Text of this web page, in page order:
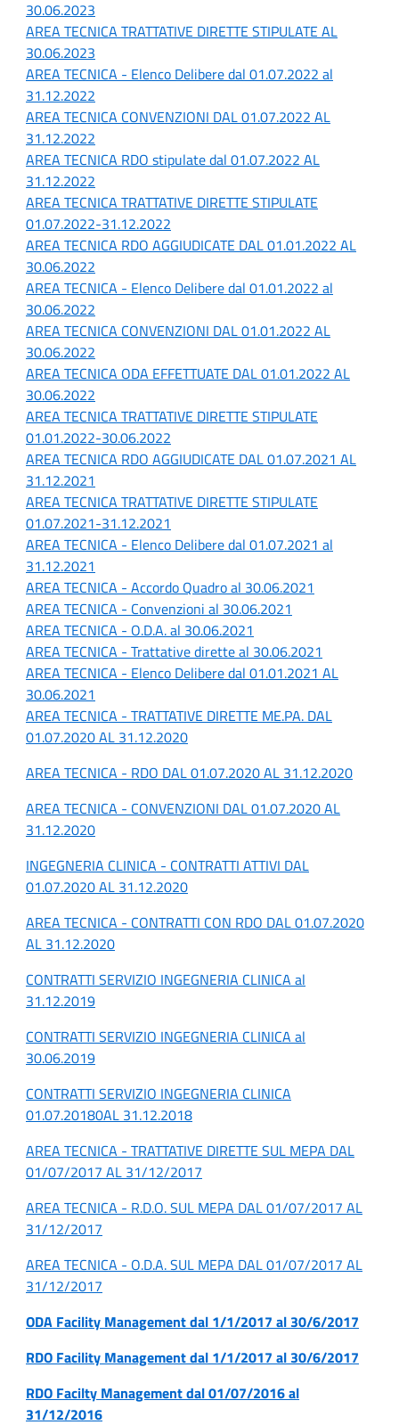
30.06.2023
AREA TECNICA TRATTATIVE DIRETTE STIPULATE AL
30.06.2023
AREA TECNICA - Elenco Delibere dal 01.07.2022 al
31.12.2022
AREA TECNICA CONVENZIONI DAL 01.07.2022 AL
31.12.2022
AREA TECNICA RDO stipulate dal 01.07.2022 AL
31.12.2022
AREA TECNICA TRATTATIVE DIRETTE STIPULATE
01.07.2022-31.12.2022
AREA TECNICA RDO AGGIUDICATE DAL 01.01.2022 AL
30.06.2022
AREA TECNICA - Elenco Delibere dal 01.01.2022 al
30.06.2022
AREA TECNICA CONVENZIONI DAL 01.01.2022 AL
30.06.2022
AREA TECNICA ODA EFFETTUATE DAL 01.01.2022 AL
30.06.2022
AREA TECNICA TRATTATIVE DIRETTE STIPULATE
01.01.2022-30.06.2022
AREA TECNICA RDO AGGIUDICATE DAL 01.07.2021 AL
31.12.2021
AREA TECNICA TRATTATIVE DIRETTE STIPULATE
01.07.2021-31.12.2021
AREA TECNICA - Elenco Delibere dal 01.07.2021 al
31.12.2021
AREA TECNICA - Accordo Quadro al 30.06.2021
AREA TECNICA - Convenzioni al 30.06.2021
AREA TECNICA - O.D.A. al 30.06.2021
AREA TECNICA - Trattative dirette al 30.06.2021
AREA TECNICA - Elenco Delibere dal 01.01.2021 AL
30.06.2021
AREA TECNICA - TRATTATIVE DIRETTE ME.PA. DAL
01.07.2020 AL 31.12.2020
AREA TECNICA - RDO DAL 01.07.2020 AL 31.12.2020
AREA TECNICA - CONVENZIONI DAL 01.07.2020 AL
31.12.2020
INGEGNERIA CLINICA - CONTRATTI ATTIVI DAL
01.07.2020 AL 31.12.2020
AREA TECNICA - CONTRATTI CON RDO DAL 01.07.2020
AL 31.12.2020
CONTRATTI SERVIZIO INGEGNERIA CLINICA al
31.12.2019
CONTRATTI SERVIZIO INGEGNERIA CLINICA al
30.06.2019
CONTRATTI SERVIZIO INGEGNERIA CLINICA
01.07.20180AL 31.12.2018
AREA TECNICA - TRATTATIVE DIRETTE SUL MEPA DAL
01/07/2017 AL 31/12/2017
AREA TECNICA - R.D.O. SUL MEPA DAL 01/07/2017 AL
31/12/2017
AREA TECNICA - O.D.A. SUL MEPA DAL 01/07/2017 AL
31/12/2017
ODA Facility Management dal 1/1/2017 al 30/6/2017
RDO Facility Management dal 1/1/2017 al 30/6/2017
RDO Facilty Management dal 01/07/2016 al
31/12/2016